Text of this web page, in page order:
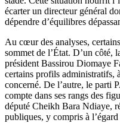
écarter un directeur général
dépendre d’équilibres
Au cœur des analyses,
sommet de l’État. D’un côté,
président Bassirou Diomaye
certains profils administratifs,
concerné. De l’autre, le parti
compte dans ses rangs des
député Cheikh Bara Ndiaye,
publiques, y compris à